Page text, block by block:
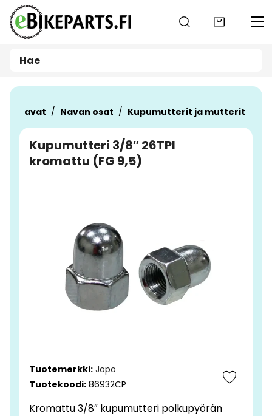
Siirry pääsisältöön
Navat Navan osat Kupumutterit ja mutterit
Kupumutteri 3/8″ 26TPI
kromattu (FG 9,5)
Tuotemerkki: Jopo
Tuotekoodi: 86932CP
Kromattu 3/8″ kupumutteri polkupyörän